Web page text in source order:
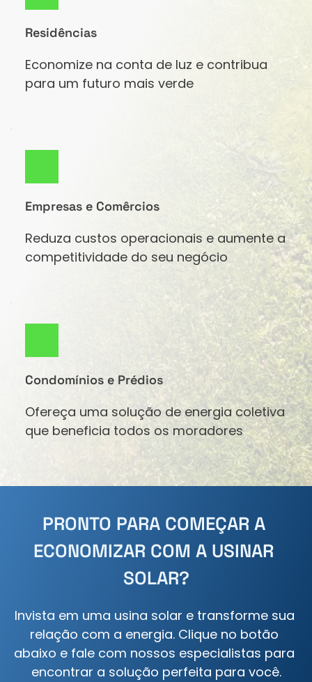
Residências
Economize na conta de luz e contribua
para um futuro mais verde
Empresas e Comêrcios
Reduza custos operacionais e aumente a
competitividade do seu negócio
Condomínios e Prédios
Ofereça uma solução de energia coletiva
que beneficia todos os moradores
PRONTO PARA COMEÇAR A
ECONOMIZAR COM A USINAR
SOLAR?
Invista em uma usina solar e transforme sua
relação com a energia. Clique no botão
abaixo e fale com nossos especialistas para
encontrar a solução perfeita para você.